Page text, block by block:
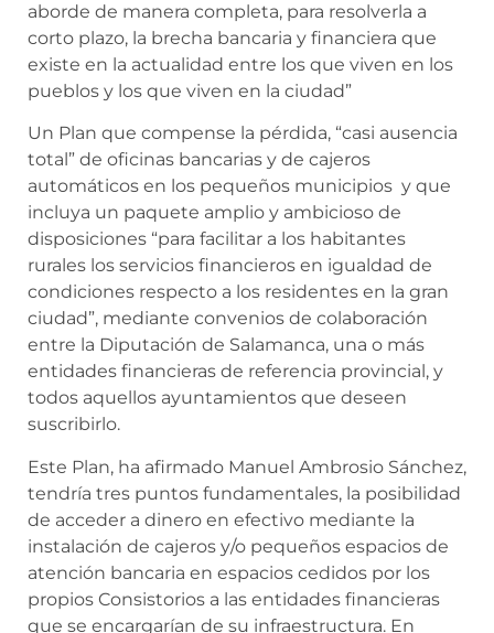
aborde de manera completa, para resolverla a
corto plazo, la brecha bancaria y financiera que
existe en la actualidad entre los que viven en los
pueblos y los que viven en la ciudad”
Un Plan que compense la pérdida, “casi ausencia
total” de oficinas bancarias y de cajeros
automáticos en los pequeños municipios y que
incluya un paquete amplio y ambicioso de
disposiciones “para facilitar a los habitantes
rurales los servicios financieros en igualdad de
condiciones respecto a los residentes en la gran
ciudad”, mediante convenios de colaboración
entre la Diputación de Salamanca, una o más
entidades financieras de referencia provincial, y
todos aquellos ayuntamientos que deseen
suscribirlo.
Este Plan, ha afirmado Manuel Ambrosio Sánchez,
tendría tres puntos fundamentales, la posibilidad
de acceder a dinero en efectivo mediante la
instalación de cajeros y/o pequeños espacios de
atención bancaria en espacios cedidos por los
propios Consistorios a las entidades financieras
que se encargarían de su infraestructura. En